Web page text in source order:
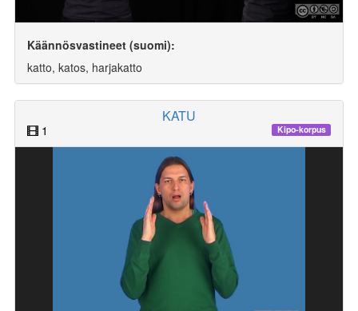
Käännösvastineet (suomi):
katto, katos, harjakatto
KATU
1 Kipo-korpus